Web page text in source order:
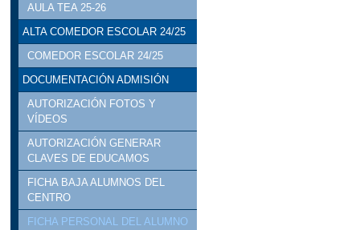
AULA TEA 25-26
ALTA COMEDOR ESCOLAR 24/25
COMEDOR ESCOLAR 24/25
DOCUMENTACIÓN ADMISIÓN
AUTORIZACIÓN FOTOS Y
VÍDEOS
AUTORIZACIÓN GENERAR
CLAVES DE EDUCAMOS
FICHA BAJA ALUMNOS DEL
CENTRO
FICHA PERSONAL DEL ALUMNO